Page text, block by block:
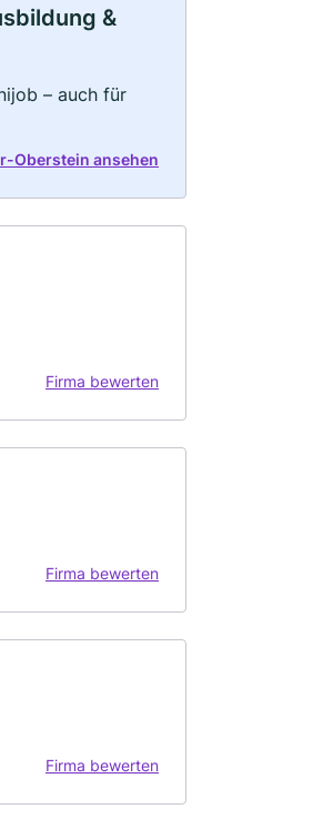
&
– auch für
Oberstein ansehen
Firma bewerten
Firma bewerten
Firma bewerten